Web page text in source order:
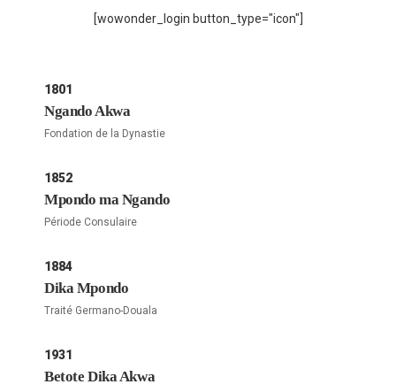
[wowonder_login button_type="icon"]
1801
Ngando Akwa
Fondation de la Dynastie
1852
Mpondo ma Ngando
Période Consulaire
1884
Dika Mpondo
Traité Germano-Douala
1931
Betote Dika Akwa